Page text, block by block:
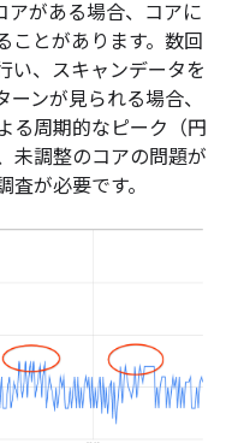
アがある場合、コアに
ことがあります。数回
い、スキャンデータを
ンが見られる場合、
る周期的なピーク（円
未調整のコアの問題が
が必要です。